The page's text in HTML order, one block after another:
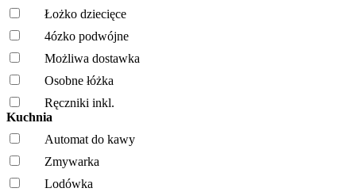
Łożko dziecięce
4ózko podwójne
Możliwa dostawka
Osobne łóżka
Ręczniki inkl.
Kuchnia
Automat do kawy
Zmywarka
Lodówka